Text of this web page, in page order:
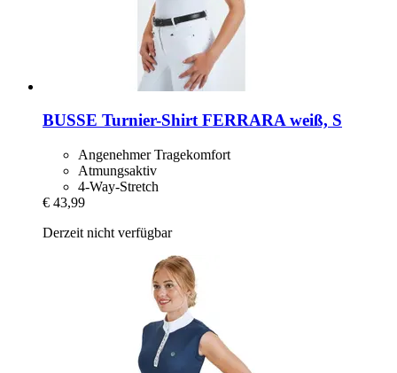
BUSSE Turnier-​Shirt FERRARA weiß, S
Angenehmer Tragekomfort
Atmungsaktiv
4-Way-Stretch
€ 43,99
Derzeit nicht verfügbar